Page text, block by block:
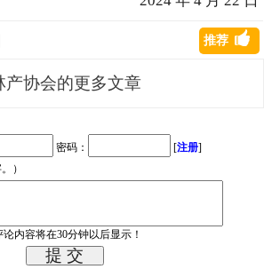
推荐
产协会的更多文章
密码： [注册]
）
内容将在30分钟以后显示！